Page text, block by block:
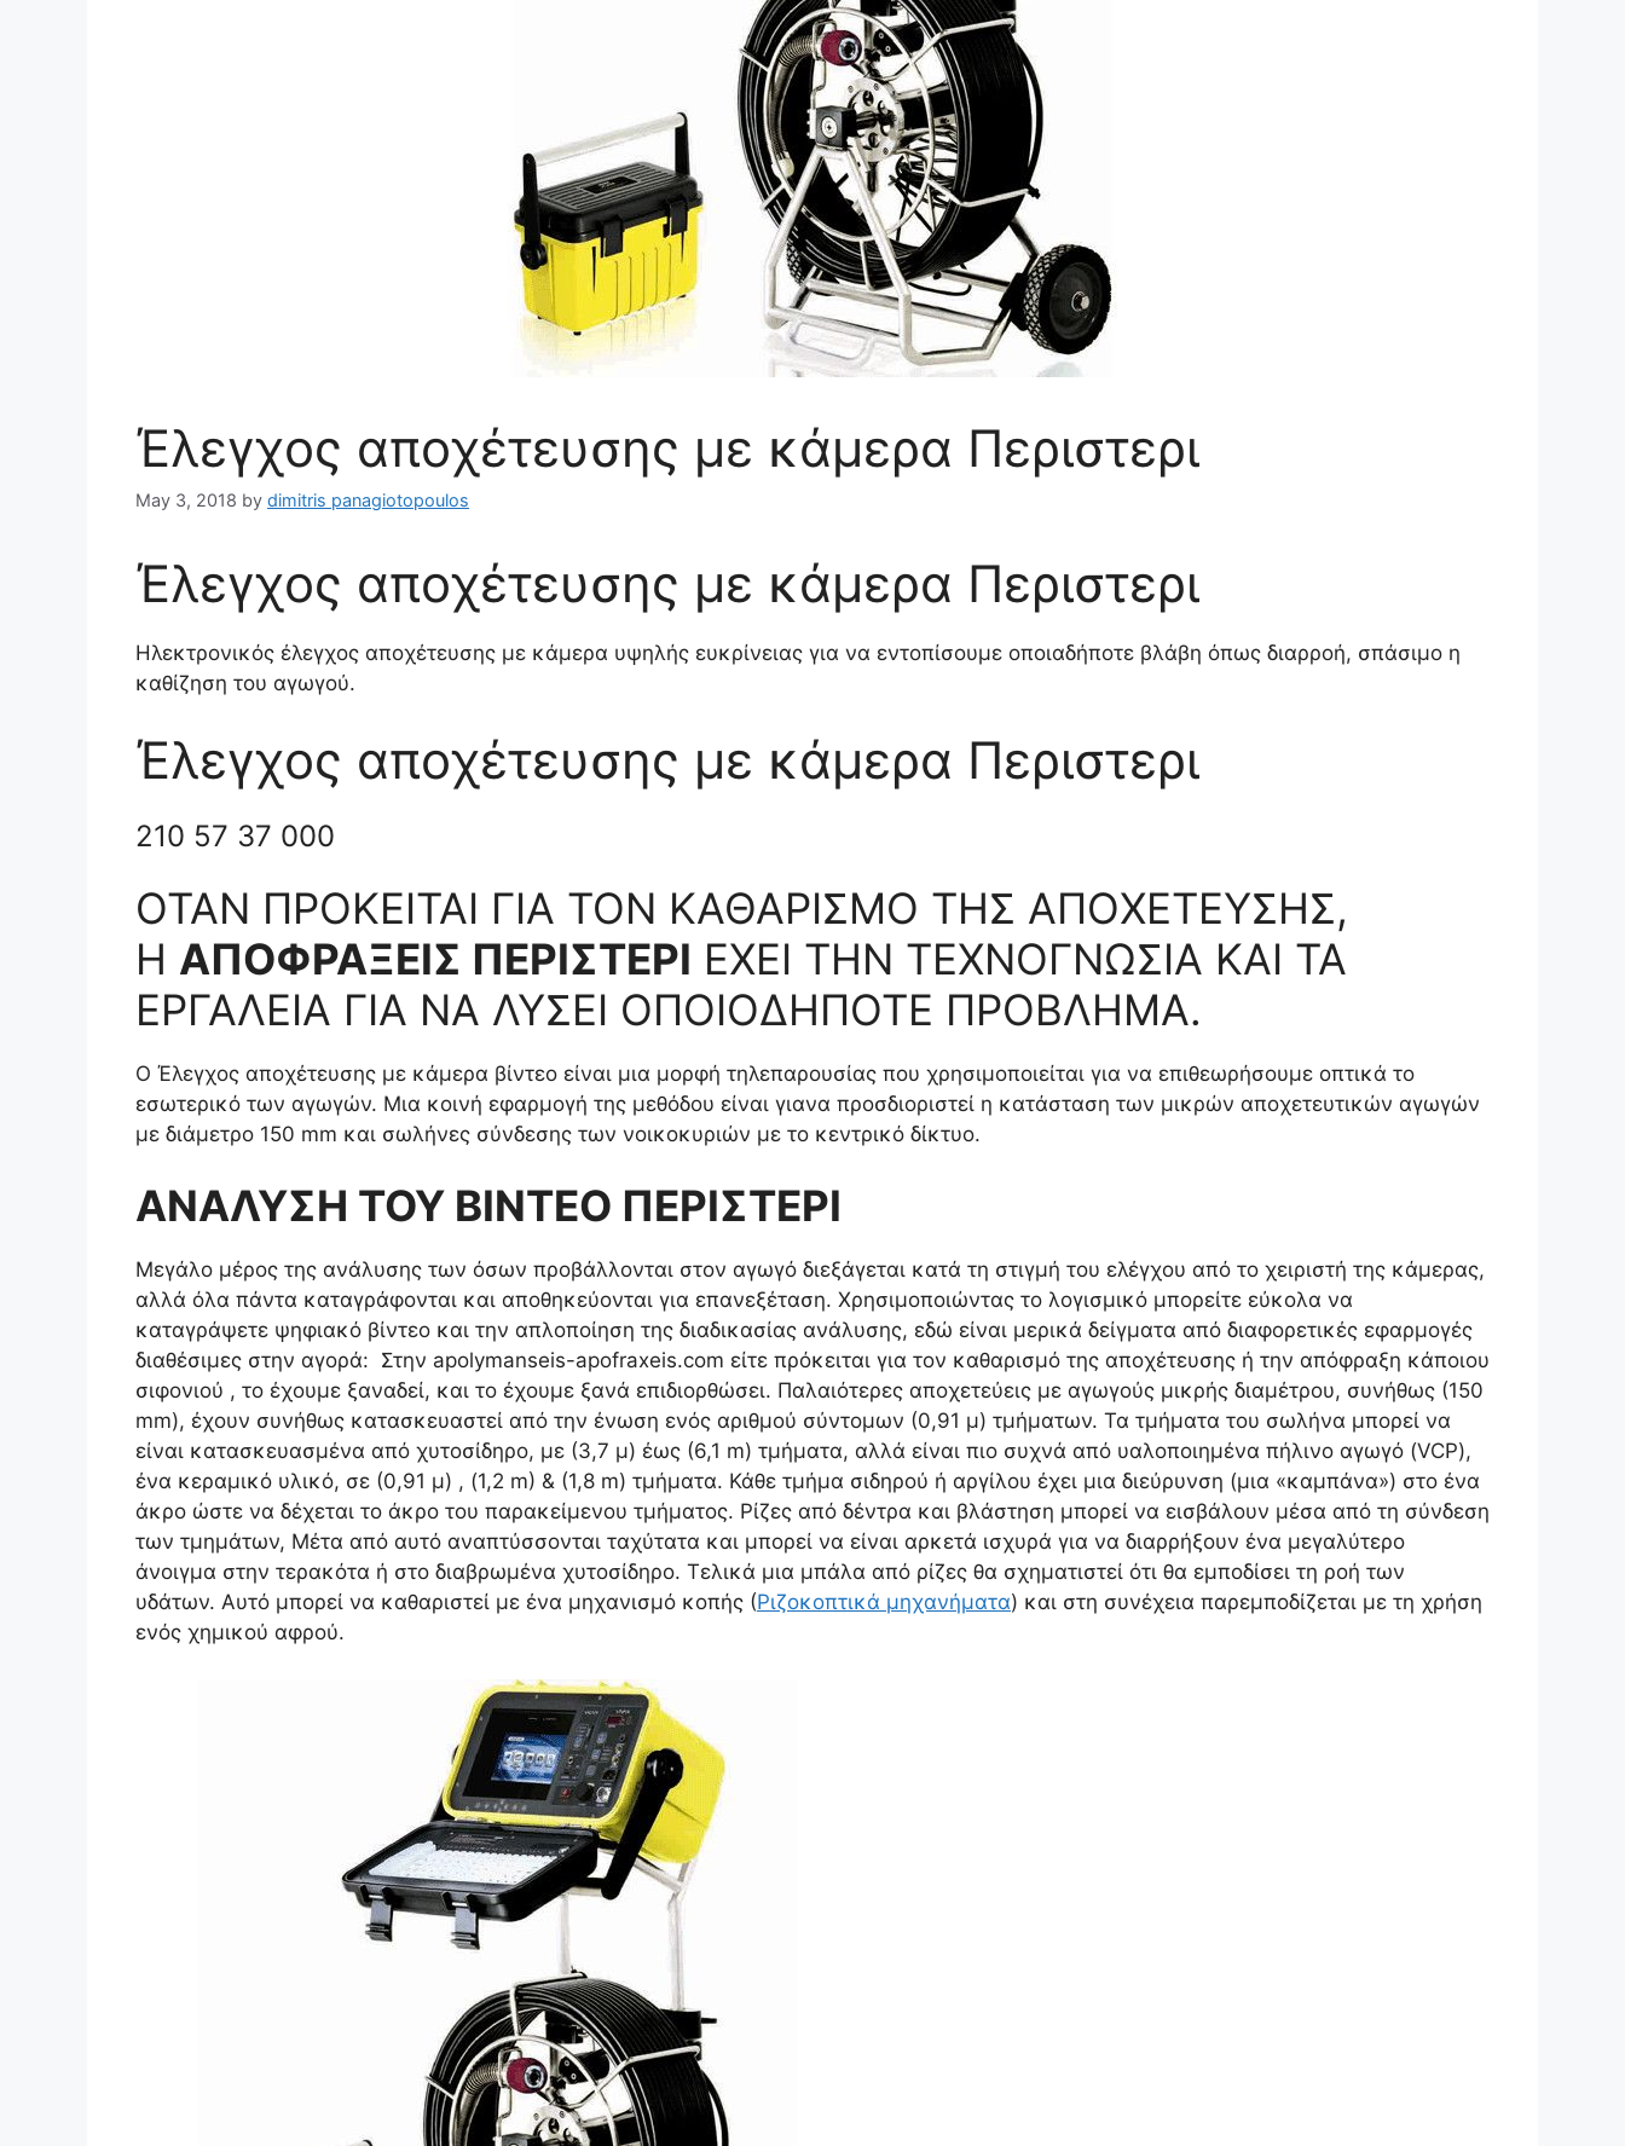
Έλεγχος αποχέτευσης με κάμερα Περιστερι
May 3, 2018 by dimitris panagiotopoulos
Έλεγχος αποχέτευσης με κάμερα Περιστερι
Ηλεκτρονικός έλεγχος αποχέτευσης με κάμερα υψηλής ευκρίνειας για να εντοπίσουμε οποιαδήποτε βλάβη όπως διαρροή, σπάσιμο η
καθίζηση του αγωγού.
Έλεγχος αποχέτευσης με κάμερα Περιστερι
210 57 37 000
ΟΤΑΝ ΠΡΟΚΕΙΤΑΙ ΓΙΑ ΤΟΝ ΚΑΘΑΡΙΣΜΟ ΤΗΣ ΑΠΟΧΕΤΕΥΣΗΣ,
Η ΑΠΟΦΡΑΞΕΙΣ ΠΕΡΙΣΤΕΡΙ ΕΧΕΙ ΤΗΝ ΤΕΧΝΟΓΝΩΣΙΑ ΚΑΙ ΤΑ
ΕΡΓΑΛΕΙΑ ΓΙΑ ΝΑ ΛΥΣΕΙ ΟΠΟΙΟΔΗΠΟΤΕ ΠΡΟΒΛΗΜΑ.
Ο Έλεγχος αποχέτευσης με κάμερα βίντεο είναι μια μορφή τηλεπαρουσίας που χρησιμοποιείται για να επιθεωρήσουμε οπτικά το
εσωτερικό των αγωγών. Μια κοινή εφαρμογή της μεθόδου είναι γιανα προσδιοριστεί η κατάσταση των μικρών αποχετευτικών αγωγών
με διάμετρο 150 mm και σωλήνες σύνδεσης των νοικοκυριών με το κεντρικό δίκτυο.
ΑΝΑΛΥΣΗ ΤΟΥ ΒΙΝΤΕΟ ΠΕΡΙΣΤΕΡΙ
Μεγάλο μέρος της ανάλυσης των όσων προβάλλονται στον αγωγό διεξάγεται κατά τη στιγμή του ελέγχου από το χειριστή της κάμερας,
αλλά όλα πάντα καταγράφονται και αποθηκεύονται για επανεξέταση. Χρησιμοποιώντας το λογισμικό μπορείτε εύκολα να
καταγράψετε ψηφιακό βίντεο και την απλοποίηση της διαδικασίας ανάλυσης, εδώ είναι μερικά δείγματα από διαφορετικές εφαρμογές
διαθέσιμες στην αγορά: Στην apolymanseis-apofraxeis.com είτε πρόκειται για τον καθαρισμό της αποχέτευσης ή την απόφραξη κάποιου
σιφονιού , το έχουμε ξαναδεί, και το έχουμε ξανά επιδιορθώσει. Παλαιότερες αποχετεύεις με αγωγούς μικρής διαμέτρου, συνήθως (150
mm), έχουν συνήθως κατασκευαστεί από την ένωση ενός αριθμού σύντομων (0,91 μ) τμήματων. Τα τμήματα του σωλήνα μπορεί να
είναι κατασκευασμένα από χυτοσίδηρο, με (3,7 μ) έως (6,1 m) τμήματα, αλλά είναι πιο συχνά από υαλοποιημένα πήλινο αγωγό (VCP),
ένα κεραμικό υλικό, σε (0,91 μ) , (1,2 m) & (1,8 m) τμήματα. Κάθε τμήμα σιδηρού ή αργίλου έχει μια διεύρυνση (μια «καμπάνα») στο ένα
άκρο ώστε να δέχεται το άκρο του παρακείμενου τμήματος. Ρίζες από δέντρα και βλάστηση μπορεί να εισβάλουν μέσα από τη σύνδεση
των τμημάτων, Μέτα από αυτό αναπτύσσονται ταχύτατα και μπορεί να είναι αρκετά ισχυρά για να διαρρήξουν ένα μεγαλύτερο
άνοιγμα στην τερακότα ή στο διαβρωμένα χυτοσίδηρο. Τελικά μια μπάλα από ρίζες θα σχηματιστεί ότι θα εμποδίσει τη ροή των
υδάτων. Αυτό μπορεί να καθαριστεί με ένα μηχανισμό κοπής (Ριζοκοπτικά μηχανήματα) και στη συνέχεια παρεμποδίζεται με τη χρήση
ενός χημικού αφρού.